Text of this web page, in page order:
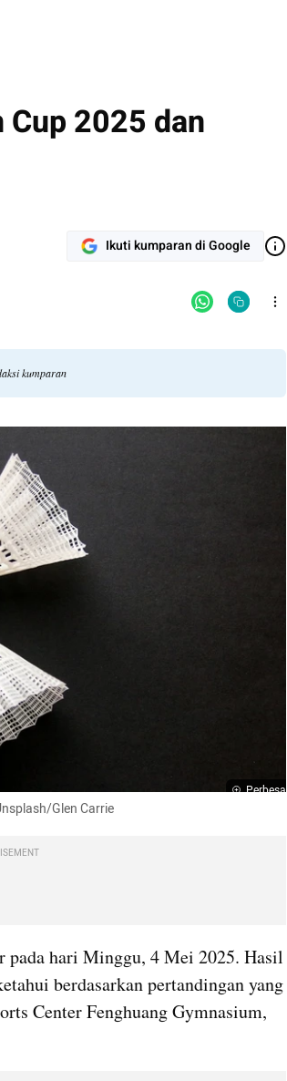
2025 dan
Ikuti kumparan di Google
kumparan
Perbesar
Glen Carrie
pada hari Minggu, 4 Mei 2025. Hasil
berdasarkan pertandingan yang
Center Fenghuang Gymnasium,